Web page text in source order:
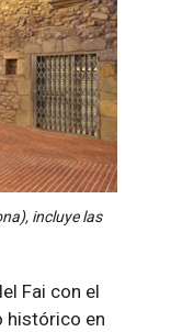
incluye las
Fai con el
histórico en